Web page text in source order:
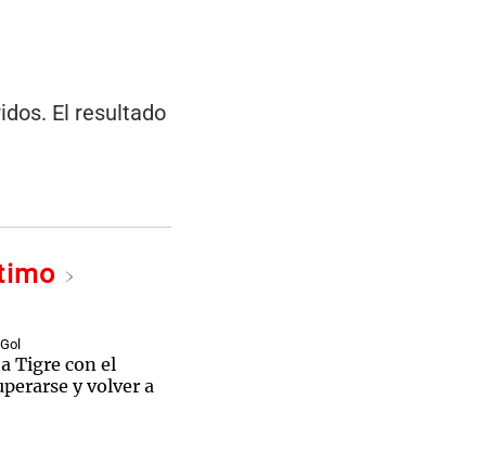
El resultado
Tigre con el
y volver a